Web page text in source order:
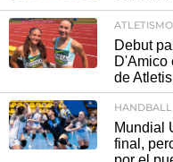
ATLETISMO
Debut
D'Amico
de
HANDBALL
Mundial
final,